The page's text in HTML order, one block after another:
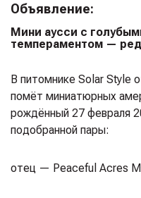
Объявление:
Мини аусси с
темпераментом —
В питомнике Solar Style
помёт миниатюрных
рождённый 27 февраля
подобранной пары:
отец — Peaceful Acres